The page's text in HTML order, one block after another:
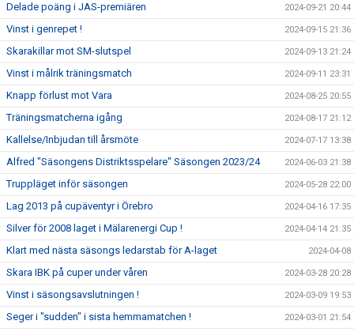
Delade poäng i JAS-premiären 2024-09-21 20:44
Vinst i genrepet ! 2024-09-15 21:36
Skarakillar mot SM-slutspel 2024-09-13 21:24
Vinst i målrik träningsmatch 2024-09-11 23:31
Knapp förlust mot Vara 2024-08-25 20:55
Träningsmatcherna igång 2024-08-17 21:12
Kallelse/Inbjudan till årsmöte 2024-07-17 13:38
Alfred "Säsongens Distriktsspelare" Säsongen 2023/24 2024-06-03 21:38
Truppläget inför säsongen 2024-05-28 22:00
Lag 2013 på cupäventyr i Örebro 2024-04-16 17:35
Silver för 2008 laget i Mälarenergi Cup ! 2024-04-14 21:35
Klart med nästa säsongs ledarstab för A-laget 2024-04-08
Skara IBK på cuper under våren 2024-03-28 20:28
Vinst i säsongsavslutningen ! 2024-03-09 19:53
Seger i "sudden" i sista hemmamatchen ! 2024-03-01 21:54